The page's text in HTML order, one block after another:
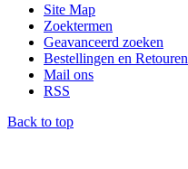
Site Map
Zoektermen
Geavanceerd zoeken
Bestellingen en Retouren
Mail ons
RSS
Back to top